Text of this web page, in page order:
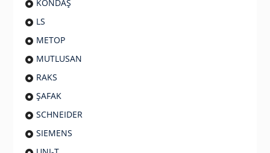
KONDAŞ
LS
METOP
MUTLUSAN
RAKS
ŞAFAK
SCHNEIDER
SIEMENS